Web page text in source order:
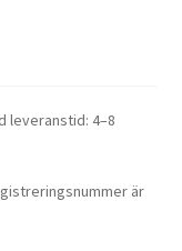
leveranstid: 4–8
är